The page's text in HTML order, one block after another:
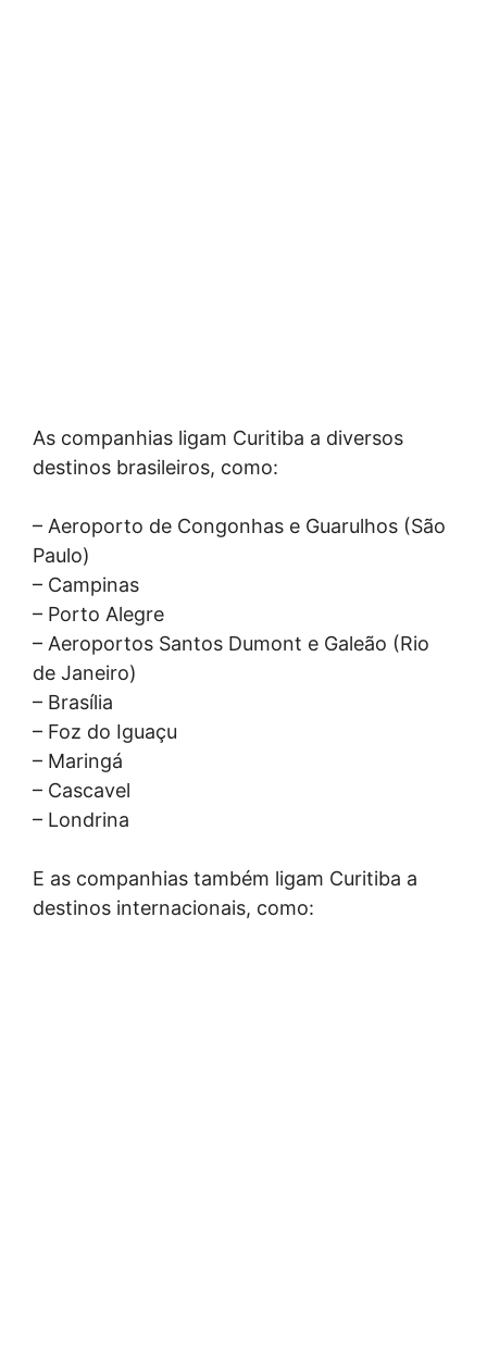
As companhias ligam Curitiba a diversos
destinos brasileiros, como:
– Aeroporto de Congonhas e Guarulhos (São
Paulo)
– Campinas
– Porto Alegre
– Aeroportos Santos Dumont e Galeão (Rio
de Janeiro)
– Brasília
– Foz do Iguaçu
– Maringá
– Cascavel
– Londrina
E as companhias também ligam Curitiba a
destinos internacionais, como: